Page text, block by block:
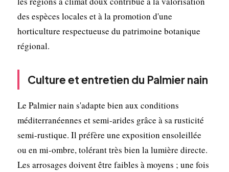
des espèces locales et à la promotion d'une
horticulture respectueuse du patrimoine botanique
régional.
Culture et entretien du Palmier nain
Le Palmier nain s'adapte bien aux conditions
méditerranéennes et semi-arides grâce à sa rusticité
semi-rustique. Il préfère une exposition ensoleillée
ou en mi-ombre, tolérant très bien la lumière directe.
Les arrosages doivent être faibles à moyens ; une fois